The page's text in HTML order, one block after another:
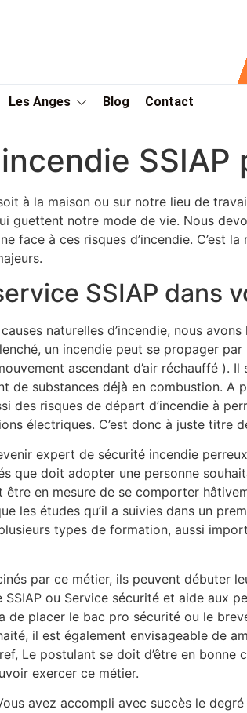
Les Anges Blog Contact
à la maison ou sur notre lieu de
guettent notre mode de vie. Nous
face à ces risques d’incendie. C’est
SSIAP dans
naturelles d’incendie, nous
un incendie peut se propager
ascendant d’air réchauffé ).
de substances déjà en combustion. A
des risques de départ d’incendie à
électriques. C’est donc à juste titre
expert de sécurité incendie
que doit adopter une personne
être en mesure de se comporter
les études qu’il a suivies dans un
types de formation, aussi
par ce métier, ils peuvent débuter
ou Service sécurité et aide aux
placer le bac pro sécurité ou le
il est également envisageable de
Le postulant se doit d’être en
exercer ce métier.
avez accompli avec succès le